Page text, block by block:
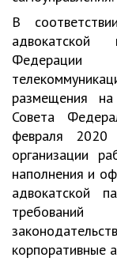
В
адвокатской
Федерации
размещения
Совета
февраля
организации
наполнения и
адвокатской
требований
корпоративные